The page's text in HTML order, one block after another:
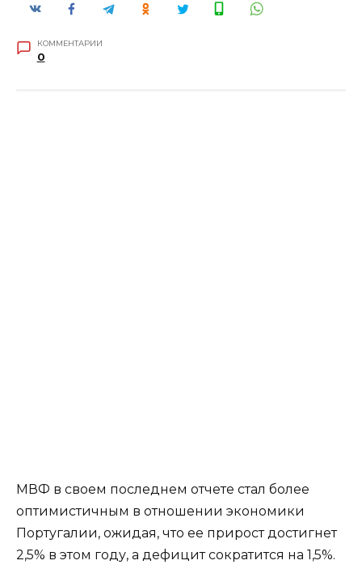
КОММЕНТАРИИ
0
МВФ в своем последнем отчете стал более
оптимистичным в отношении экономики
Португалии, ожидая, что ее прирост достигнет
2,5% в этом году, а дефицит сократится на 1,5%.